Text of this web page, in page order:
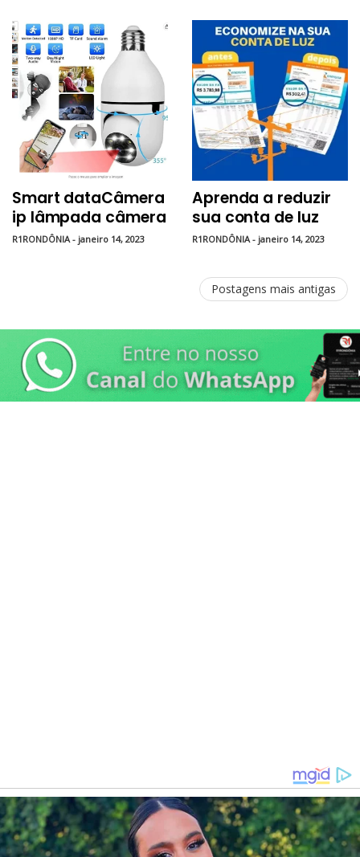
Smart dataCâmera
ip lâmpada câmera
1080p hd
R1RONDÔNIA - janeiro 14, 2023
Aprenda a reduzir
sua conta de luz
R1RONDÔNIA - janeiro 14, 2023
Postagens mais antigas